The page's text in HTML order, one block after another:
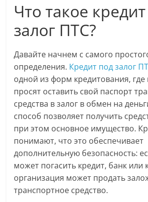
Что такое
залог ПТС?
Давайте начнем с самого
определения. Кредит под залог
одной из форм кредитования, где
просят оставить свой паспорт
средства в залог в обмен на
способ позволяет получить
при этом основное имущество.
понимают, что это обеспечивает
дополнительную безопасность:
может погасить кредит, банк или
организация может продать
транспортное средство.